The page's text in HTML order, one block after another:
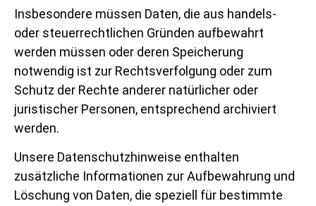
Insbesondere müssen Daten, die aus handels-
oder steuerrechtlichen Gründen aufbewahrt
werden müssen oder deren Speicherung
notwendig ist zur Rechtsverfolgung oder zum
Schutz der Rechte anderer natürlicher oder
juristischer Personen, entsprechend archiviert
werden.
Unsere Datenschutzhinweise enthalten
zusätzliche Informationen zur Aufbewahrung und
Löschung von Daten, die speziell für bestimmte